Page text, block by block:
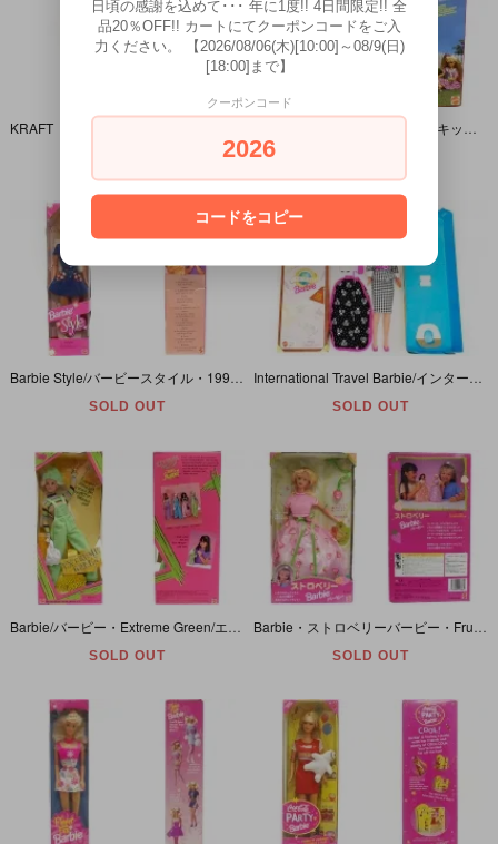
SOLD OUT SOLD OUT
SOLD OUT SOLD OUT
日頃の感謝を込めて･･･ 年に1度!! 4日間限定!! 全
品20％OFF!! カートにてクーポンコードをご入
力ください。 【2026/08/06(木)[10:00]～08/9(日)
[18:00]まで】
クーポンコード
2026
コードをコピー